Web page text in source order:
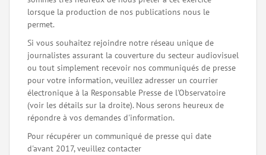
lorsque la production de nos publications nous le
permet.
Si vous souhaitez rejoindre notre réseau unique de
journalistes assurant la couverture du secteur audiovisuel
ou tout simplement recevoir nos communiqués de presse
pour votre information, veuillez adresser un courrier
électronique à la Responsable Presse de l'Observatoire
(voir les détails sur la droite). Nous serons heureux de
répondre à vos demandes d'information.
Pour récupérer un communiqué de presse qui date
d'avant 2017, veuillez contacter